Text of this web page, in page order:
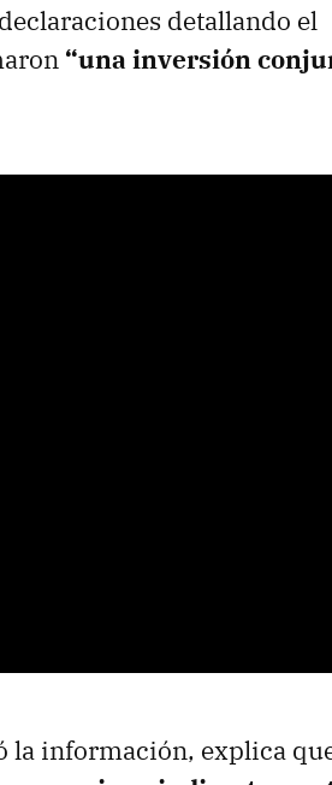
detallando el
“una inversión
la información, explica